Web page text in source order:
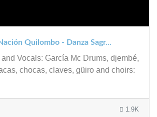
Quilombo - Danza Sagr...
Vocals: García Mc Drums, djembé,
chocas, claves, güiro and choirs:
1.9K